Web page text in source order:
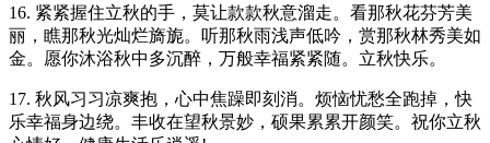
16. 紧紧握住立秋的手，莫让款款秋意溜走。看那秋花芬芳美
丽，瞧那秋光灿烂旖旎。听那秋雨浅声低吟，赏那秋林秀美如
金。愿你沐浴秋中多沉醉，万般幸福紧紧随。立秋快乐。
17. 秋风习习凉爽抱，心中焦躁即刻消。烦恼忧愁全跑掉，快
乐幸福身边绕。丰收在望秋景妙，硕果累累开颜笑。祝你立秋